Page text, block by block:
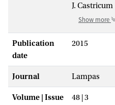
J. Castricum
Show more
Publication
date
2015
Journal Lampas
Volume | Issue
48 | 3